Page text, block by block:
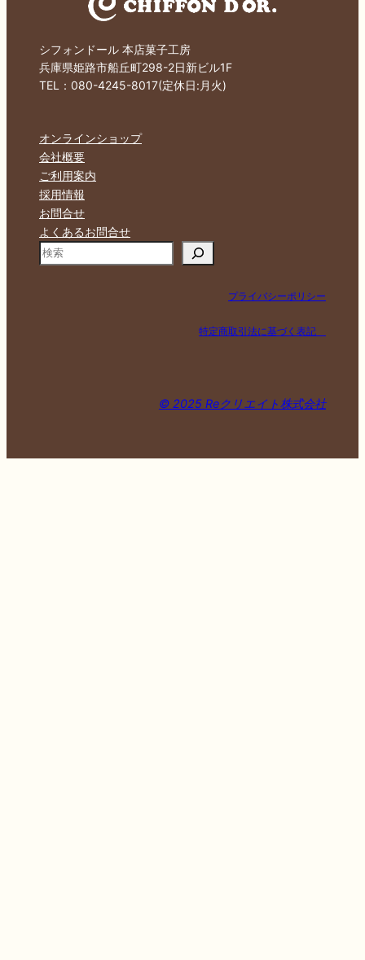
シフォンドール 本店菓子工房
兵庫県姫路市船丘町298-2日新ビル1F
TEL：080-4245-8017(定休日:月火)
オンラインショップ
会社概要
ご利用案内
採用情報
お問合せ
よくあるお問合せ
検
プライバシーポリシー
特定商取引法に基づく表記
© 2025 Reクリエイト株式会社